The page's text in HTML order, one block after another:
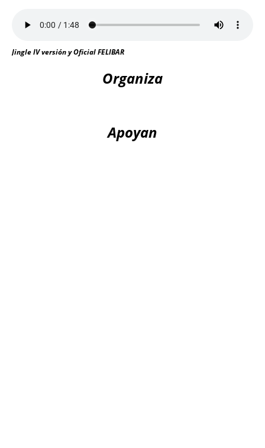
Jingle IV versión y Oficial FELIBAR
Organiza
Apoyan